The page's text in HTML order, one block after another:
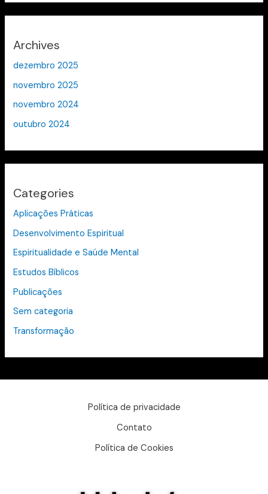
Archives
dezembro 2025
novembro 2025
novembro 2024
outubro 2024
Categories
Aplicações Práticas
Desenvolvimento Espiritual
Espiritualidade e Saúde Mental
Estudos Bíblicos
Publicações
Sem categoria
Transformação
Política de privacidade
Contato
Política de Cookies